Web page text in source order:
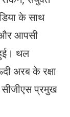
के साथ
और आपसी
​थल
अरब ​के रक्षा
प्रमुख